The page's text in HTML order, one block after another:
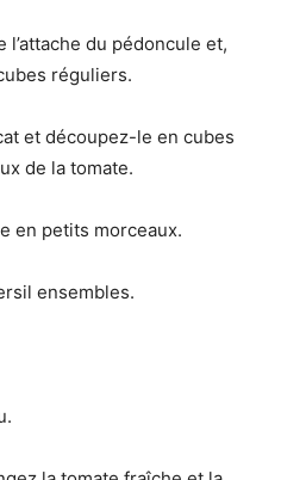
du pédoncule et,
réguliers.
et découpez-le en cubes
de la tomate.
en petits morceaux.
ensembles.